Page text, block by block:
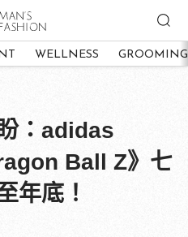
WELLNESS GROOMING
：adidas
Ball Z》七
年底！